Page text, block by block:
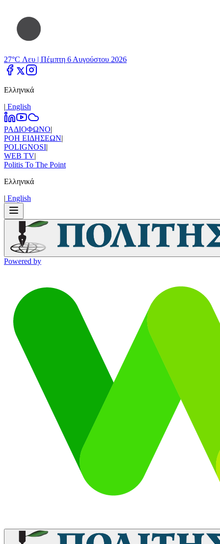
27°C Λευ | Πέμπτη 6 Αυγούστου 2026
Ελληνικά
| Εnglish
ΡΑΔΙΟΦΩΝΟ|
ΡΟΗ ΕΙΔΗΣΕΩΝ|
POLIGNOSI|
WEB TV|
Politis To The Point
Ελληνικά
| Εnglish
Powered by